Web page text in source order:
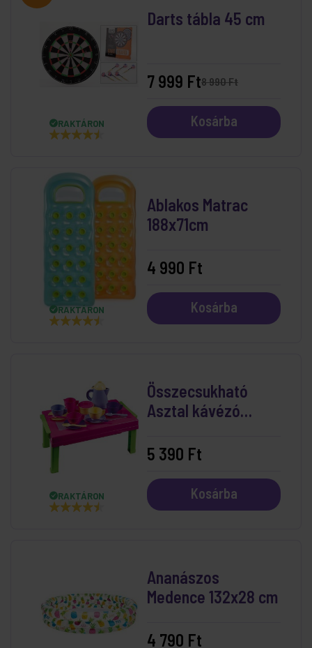
RAKTÁRON
Darts tábla 45 cm
8 990 Ft
7 999 Ft
Kosárba
RAKTÁRON
Ablakos Matrac
188x71cm
4 990 Ft
Kosárba
RAKTÁRON
Összecsukható
Asztal kávézó
5 390 Ft
Kosárba
Ananászos
Medence 132x28 cm
4 790 Ft